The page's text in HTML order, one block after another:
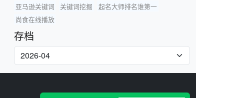
亚马逊关键词
关键词挖掘
起名大师排名谁第一
尚食在线播放
存档